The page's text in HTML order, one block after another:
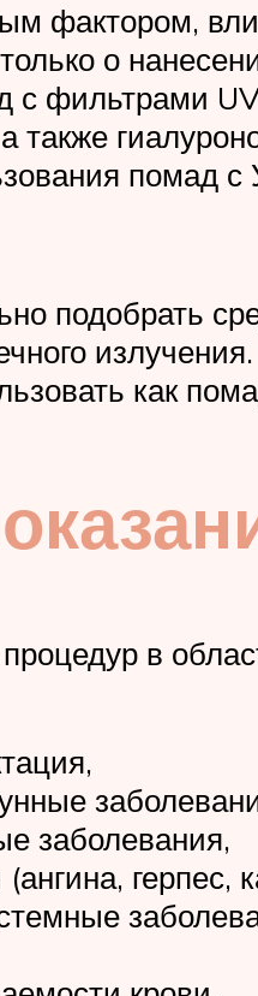
фактором,
о
с фильтрами
также
подобрать
как
в
заболевания,
герпес,